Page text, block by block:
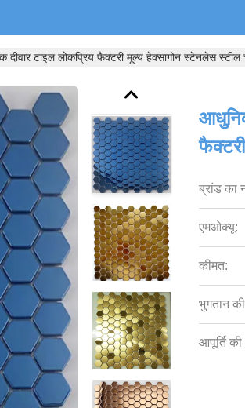
दीवार टाइल लोकप्रिय फैक्टरी मूल्य हेक्सागोन स्टेनलेस स्टील
ब्रांड का
एमओक्यू:
कीमत:
भुगतान की
आपूर्ति की